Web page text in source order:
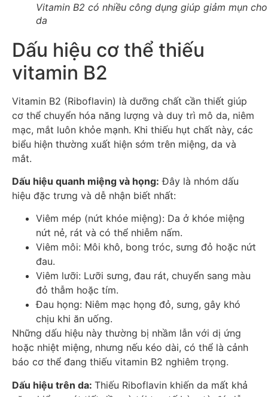
Vitamin B2 có nhiều công dụng giúp giảm mụn cho
da
Dấu hiệu cơ thể thiếu
vitamin B2
Vitamin B2 (Riboflavin) là dưỡng chất cần thiết giúp
cơ thể chuyển hóa năng lượng và duy trì mô da, niêm
mạc, mắt luôn khỏe mạnh. Khi thiếu hụt chất này, các
biểu hiện thường xuất hiện sớm trên miệng, da và
mắt.
Dấu hiệu quanh miệng và họng: Đây là nhóm dấu
hiệu đặc trưng và dễ nhận biết nhất:
Viêm mép (nứt khóe miệng): Da ở khóe miệng
nứt nẻ, rát và có thể nhiễm nấm.
Viêm môi: Môi khô, bong tróc, sưng đỏ hoặc nứt
đau.
Viêm lưỡi: Lưỡi sưng, đau rát, chuyển sang màu
đỏ thẫm hoặc tím.
Đau họng: Niêm mạc họng đỏ, sưng, gây khó
chịu khi ăn uống.
Những dấu hiệu này thường bị nhầm lẫn với dị ứng
hoặc nhiệt miệng, nhưng nếu kéo dài, có thể là cảnh
báo cơ thể đang thiếu vitamin B2 nghiêm trọng.
Dấu hiệu trên da: Thiếu Riboflavin khiến da mất khả